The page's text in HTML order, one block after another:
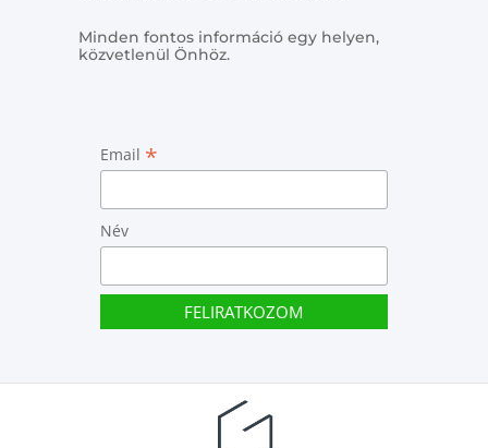
Minden fontos információ egy helyen,
közvetlenül Önhöz.
Email *
Név